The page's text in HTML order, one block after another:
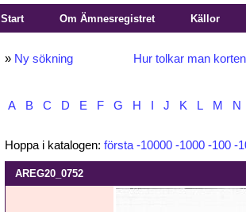
Start Om Ämnesregistret Källor
» Ny sökning Hur tolkar man
A B C D E F G H J K L M N
Hoppa i katalogen: första -10000 -1000 -100 -
AREG20_0752